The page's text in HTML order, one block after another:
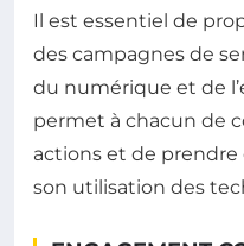
Il est essentiel de
des campagnes de
du numérique et de
permet à chacun de
actions et de prendre
son utilisation des